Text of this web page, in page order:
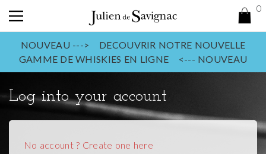
0
NOUVEAU ---> DECOUVRIR NOTRE NOUVELLE
GAMME DE WHISKIES EN LIGNE <--- NOUVEAU
Log into your account
No account ? Create one here